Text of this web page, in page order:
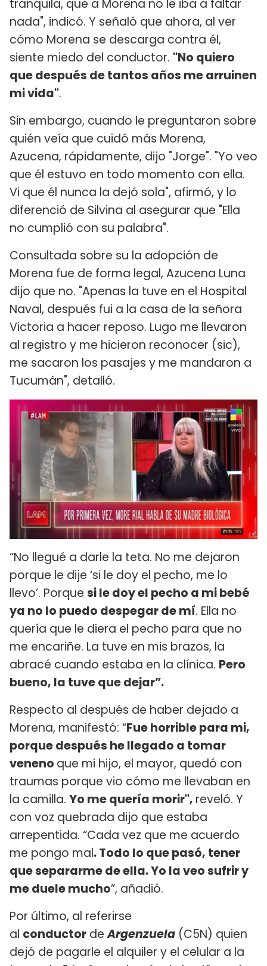
tranquila, que a Morena no le iba a faltar
nada", indicó. Y señaló que ahora, al ver
cómo Morena se descarga contra él,
siente miedo del conductor. "No quiero
que después de tantos años me arruinen
mi vida".
Sin embargo, cuando le preguntaron sobre
quién veía que cuidó más Morena,
Azucena, rápidamente, dijo "Jorge". "Yo veo
que él estuvo en todo momento con ella.
Vi que él nunca la dejó sola", afirmó, y lo
diferenció de Silvina al asegurar que "Ella
no cumplió con su palabra".
Consultada sobre su la adopción de
Morena fue de forma legal, Azucena Luna
dijo que no. "Apenas la tuve en el Hospital
Naval, después fui a la casa de la señora
Victoria a hacer reposo. Lugo me llevaron
al registro y me hicieron reconocer (sic),
me sacaron los pasajes y me mandaron a
Tucumán", detalló.
“No llegué a darle la teta. No me dejaron
porque le dije ‘si le doy el pecho, me lo
llevo’. Porque si le doy el pecho a mi bebé
ya no lo puedo despegar de mí. Ella no
quería que le diera el pecho para que no
me encariñe. La tuve en mis brazos, la
abracé cuando estaba en la clínica. Pero
bueno, la tuve que dejar”.
Respecto al después de haber dejado a
Morena, manifestó: “Fue horrible para mi,
porque después he llegado a tomar
veneno que mi hijo, el mayor, quedó con
traumas porque vio cómo me llevaban en
la camilla. Yo me quería morir", reveló. Y
con voz quebrada dijo que estaba
arrepentida. “Cada vez que me acuerdo
me pongo mal. Todo lo que pasó, tener
que separarme de ella. Yo la veo sufrir y
me duele mucho”, a­ñadió.
Por último, al referirse
al conductor deArgenzuela (C5N) quien
dejó de pagarle el alquiler y el celular a la